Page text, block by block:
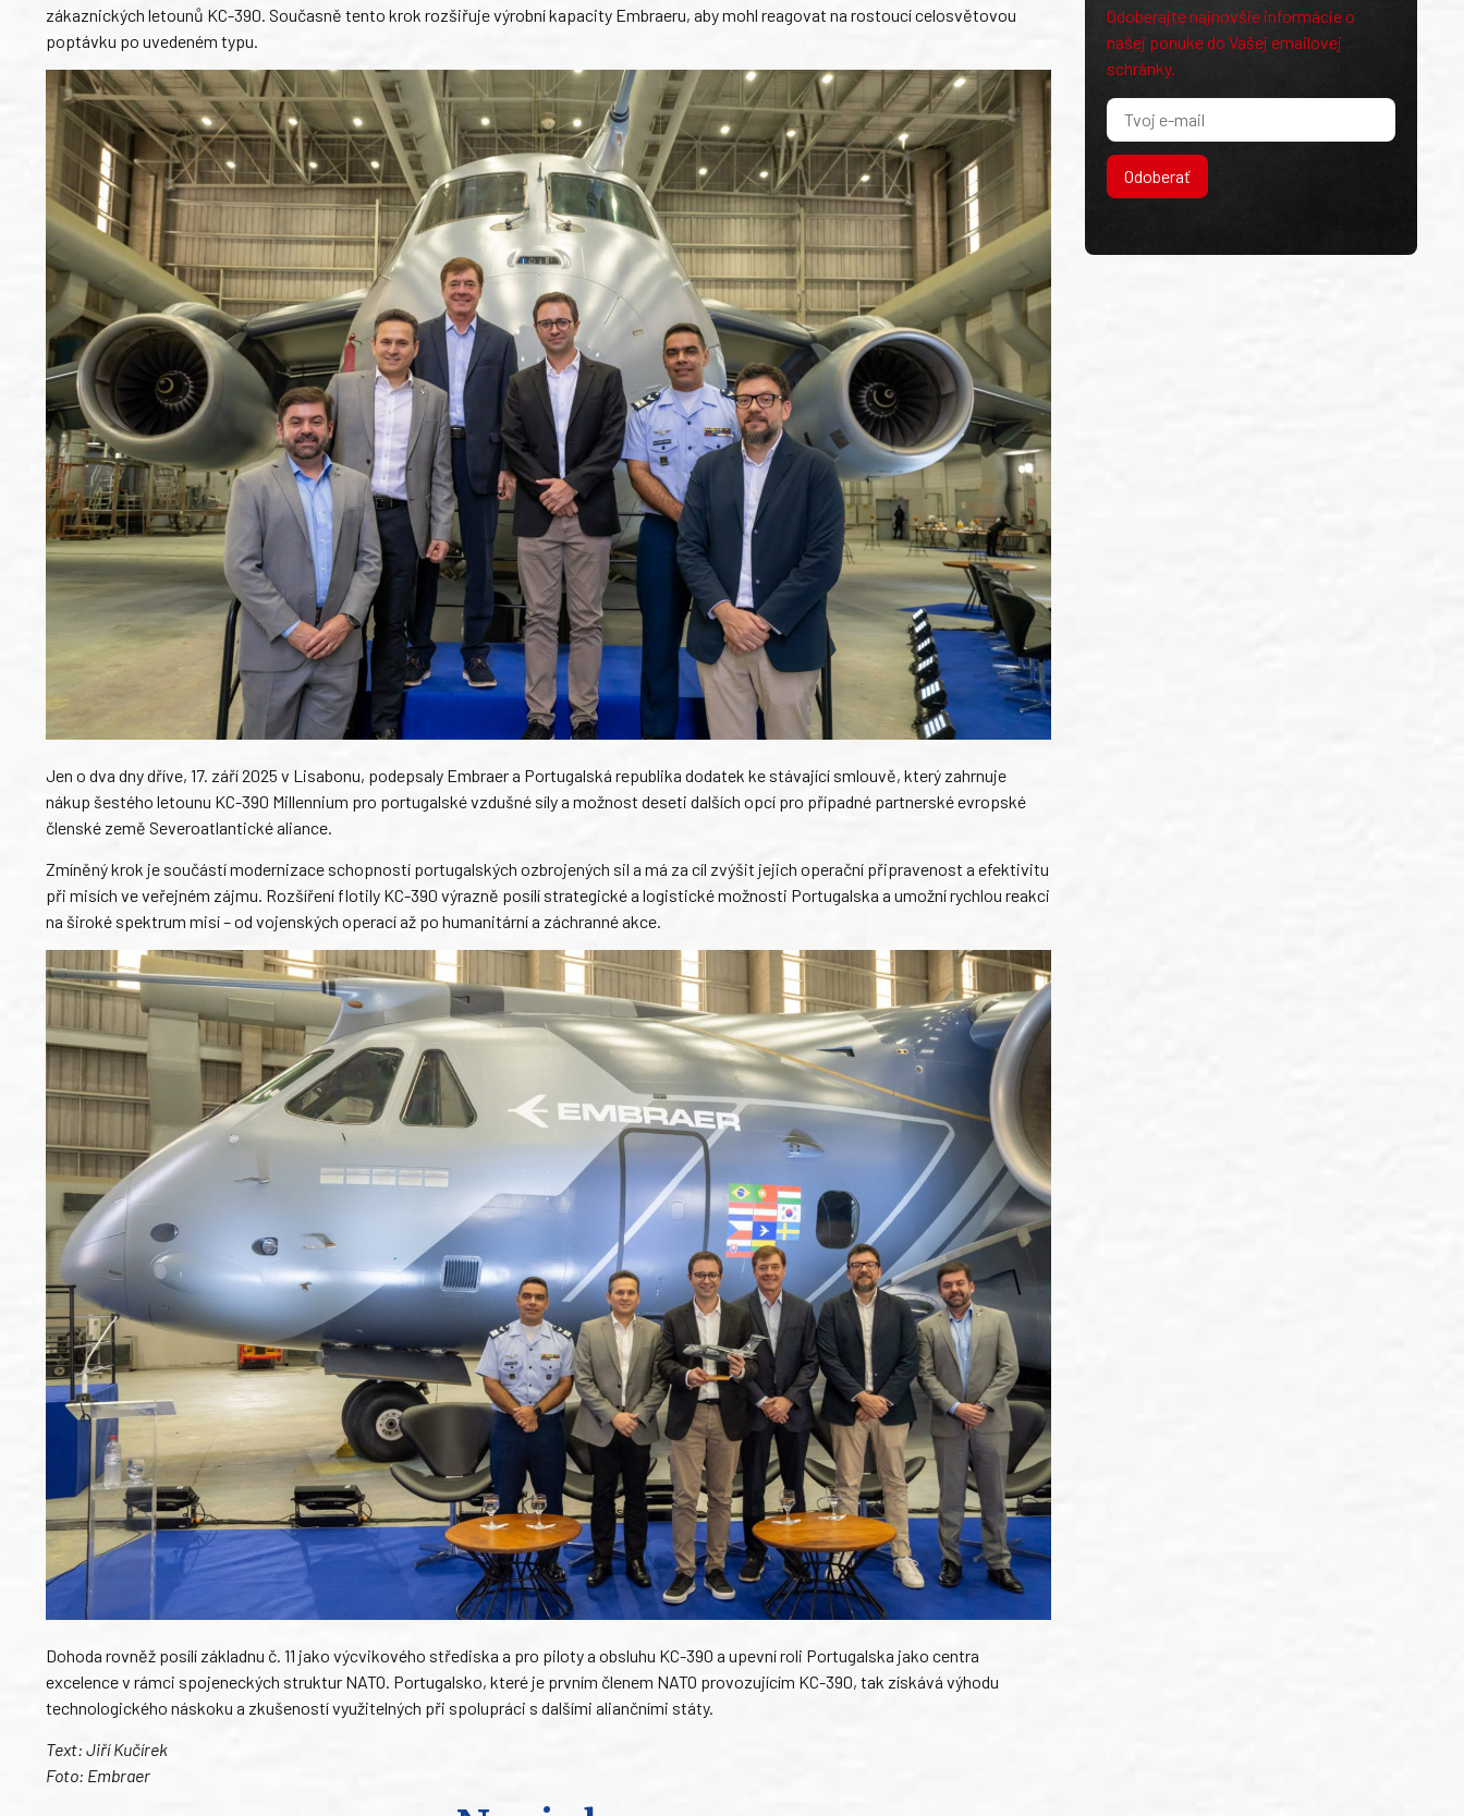
zákaznických letounů KC-390. Současně tento krok rozšiřuje výrobní kapacity Embraeru, aby mohl reagovat na rostoucí celosvětovou
poptávku po uvedeném typu.
Jen o dva dny dříve, 17. září 2025 v Lisabonu, podepsaly Embraer a Portugalská republika dodatek ke stávající smlouvě, který zahrnuje
nákup šestého letounu KC-390 Millennium pro portugalské vzdušné síly a možnost deseti dalších opcí pro případné partnerské evropské
členské země Severoatlantické aliance.
Zmíněný krok je součástí modernizace schopností portugalských ozbrojených sil a má za cíl zvýšit jejich operační připravenost a efektivitu
při misích ve veřejném zájmu. Rozšíření flotily KC-390 výrazně posílí strategické a logistické možnosti Portugalska a umožní rychlou reakci
na široké spektrum misí – od vojenských operací až po humanitární a záchranné akce.
Dohoda rovněž posílí základnu č. 11 jako výcvikového střediska a pro piloty a obsluhu KC-390 a upevní roli Portugalska jako centra
excelence v rámci spojeneckých struktur NATO. Portugalsko, které je prvním členem NATO provozujícím KC-390, tak získává výhodu
technologického náskoku a zkušeností využitelných při spolupráci s dalšími aliančními státy.
Text: Jiří Kučírek
Foto: Embraer
Odoberajte najnovšie informácie o
našej ponuke do Vašej emailovej
schránky.
Odoberať